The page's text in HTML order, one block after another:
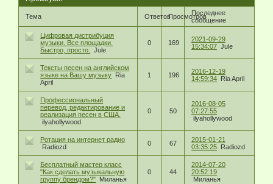
Тема ОтветовПросмотровПоследнее
сообщение
Цифровая дистрибуция
музыки. Все площадки.
Быстро, просто.
Jule
0 169
2021-09-29
15:34:07 Jule
Тексты песен на английском
языке на Вашу музыку Ria
April
1 196
2016-12-19
14:59:34 Ria April
Профессиональный
перевод, редактирование и
реализация песен в США.
ilyahollywood
0 50
2016-08-05
07:27:55
ilyahollywood
Ротация на интернет радио
Radiozd
0 67
2015-01-21
03:35:25 Radiozd
Бесплатный мастер класс
"Как сделать музыкальную
группу брендом?" Миланья
0 44
2014-07-20
20:52:19
Миланья